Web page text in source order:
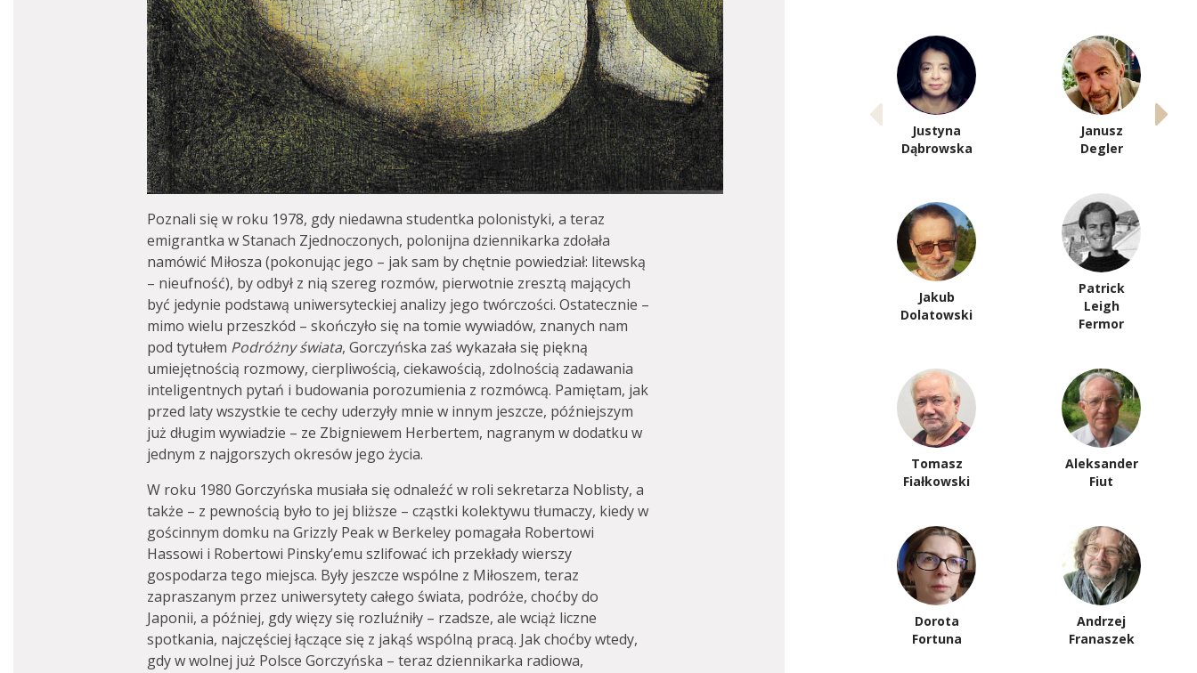
Poznali się w roku 1978, gdy niedawna studentka polonistyki, a teraz
emigrantka w Stanach Zjednoczonych, polonijna dziennikarka zdołała
namówić Miłosza (pokonując jego – jak sam by chętnie powiedział: litewską
– nieufność), by odbył z nią szereg rozmów, pierwotnie zresztą mających
być jedynie podstawą uniwersyteckiej analizy jego twórczości. Ostatecznie –
mimo wielu przeszkód – skończyło się na tomie wywiadów, znanych nam
pod tytułem Podróżny świata, Gorczyńska zaś wykazała się piękną
umiejętnością rozmowy, cierpliwością, ciekawością, zdolnością zadawania
inteligentnych pytań i budowania porozumienia z rozmówcą. Pamiętam, jak
przed laty wszystkie te cechy uderzyły mnie w innym jeszcze, późniejszym
już długim wywiadzie – ze Zbigniewem Herbertem, nagranym w dodatku w
jednym z najgorszych okresów jego życia.
W roku 1980 Gorczyńska musiała się odnaleźć w roli sekretarza Noblisty, a
także – z pewnością było to jej bliższe – cząstki kolektywu tłumaczy, kiedy w
gościnnym domku na Grizzly Peak w Berkeley pomagała Robertowi
Hassowi i Robertowi Pinsky’emu szlifować ich przekłady wierszy
gospodarza tego miejsca. Były jeszcze wspólne z Miłoszem, teraz
zapraszanym przez uniwersytety całego świata, podróże, choćby do
Japonii, a później, gdy więzy się rozluźniły – rzadsze, ale wciąż liczne
spotkania, najczęściej łączące się z jakąś wspólną pracą. Jak choćby wtedy,
gdy w wolnej już Polsce Gorczyńska – teraz dziennikarka radiowa,
Justyna
Dąbrowska
Janusz
Degler
Jakub
Dolatowski
Patrick
Leigh
Fermor
Tomasz
Fiałkowski
Aleksander
Fiut
Dorota
Fortuna
Andrzej
Franaszek